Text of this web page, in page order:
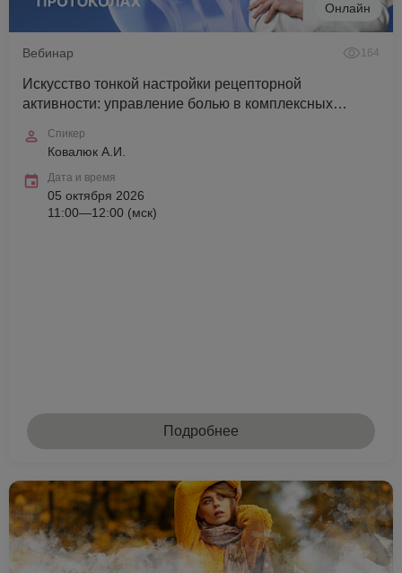
Онлайн
Вебинар 164
Искусство тонкой настройки рецепторной
активности: управление болью в комплексных
Спикер
Ковалюк А.И.
Дата и время
05 октября 2026
11:00—12:00 (мск)
Подробнее